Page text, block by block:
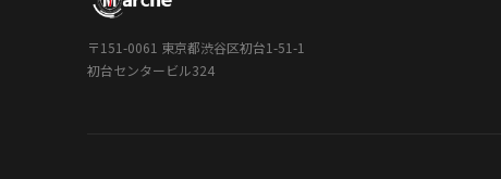
〒151-0061 東京都渋谷区初台1-51-1
初台センタービル324